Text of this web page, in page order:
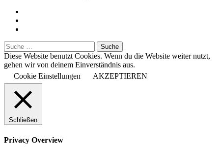
Diese Website benutzt Cookies. Wenn du die Website weiter nutzt,
gehen wir von deinem Einverständnis aus.
Cookie Einstellungen
AKZEPTIEREN
Schließen
Privacy Overview